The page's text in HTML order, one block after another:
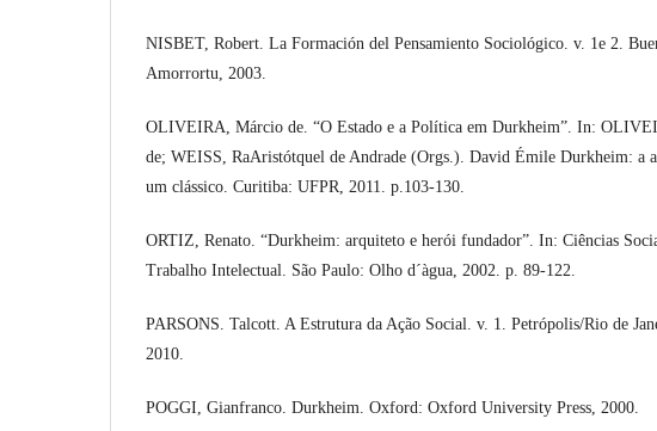
NISBET, Robert. La Formación del Pensamiento Sociológico. v. 1e 2.
Amorrortu, 2003.
OLIVEIRA, Márcio de. “O Estado e a Política em Durkheim”. In:
de; WEISS, RaAristótquel de Andrade (Orgs.). David Émile Durkheim: a
um clássico. Curitiba: UFPR, 2011. p.103-130.
ORTIZ, Renato. “Durkheim: arquiteto e herói fundador”. In: Ciências
Trabalho Intelectual. São Paulo: Olho d´àgua, 2002. p. 89-122.
PARSONS. Talcott. A Estrutura da Ação Social. v. 1. Petrópolis/Rio de
2010.
POGGI, Gianfranco. Durkheim. Oxford: Oxford University Press, 2000.